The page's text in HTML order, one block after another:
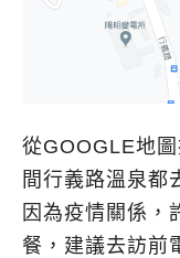
從GOOGLE地
間行義路溫泉都
因為疫情關係，
餐，建議去訪前